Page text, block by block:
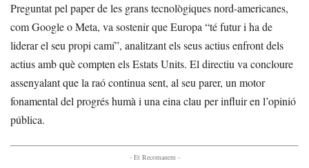
Preguntat pel paper de les grans tecnològiques nord-americanes,
com Google o Meta, va sostenir que Europa “té futur i ha de
liderar el seu propi camí”, analitzant els seus actius enfront dels
actius amb què compten els Estats Units. El directiu va concloure
assenyalant que la raó continua sent, al seu parer, un motor
fonamental del progrés humà i una eina clau per influir en l’opinió
pública.
- Et Recomanem -